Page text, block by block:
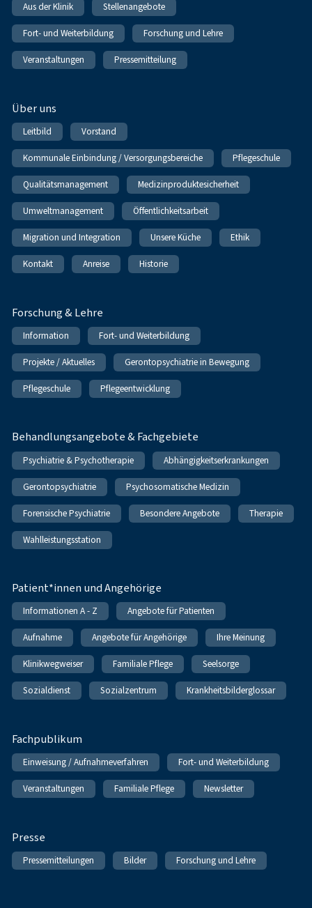
Aus der Klinik Stellenangebote
Fort- und Weiterbildung Forschung und Lehre
Veranstaltungen Pressemitteilung
Über uns
Leitbild Vorstand
Kommunale Einbindung / Versorgungsbereiche Pflegeschule
Qualitätsmanagement Medizinproduktesicherheit
Umweltmanagement Öffentlichkeitsarbeit
Migration und Integration Unsere Küche Ethik
Kontakt Anreise Historie
Forschung & Lehre
Information Fort- und Weiterbildung
Projekte / Aktuelles Gerontopsychiatrie in Bewegung
Pflegeschule Pflegeentwicklung
Behandlungsangebote & Fachgebiete
Psychiatrie & Psychotherapie Abhängigkeitserkrankungen
Gerontopsychiatrie Psychosomatische Medizin
Forensische Psychiatrie Besondere Angebote Therapie
Wahlleistungsstation
Patient*innen und Angehörige
Informationen A - Z Angebote für Patienten
Aufnahme Angebote für Angehörige Ihre Meinung
Klinikwegweiser Familiale Pflege Seelsorge
Sozialdienst Sozialzentrum Krankheitsbilderglossar
Fachpublikum
Einweisung / Aufnahmeverfahren Fort- und Weiterbildung
Veranstaltungen Familiale Pflege Newsletter
Presse
Pressemitteilungen Bilder Forschung und Lehre